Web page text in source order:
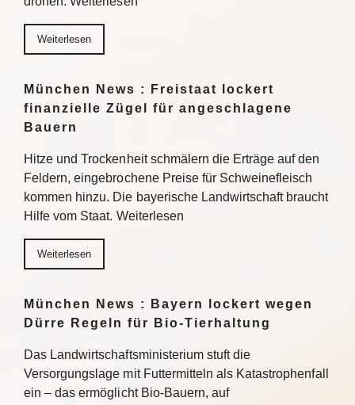
Weiterlesen
München News : Freistaat lockert
finanzielle Zügel für angeschlagene
Bauern
Hitze und Trockenheit schmälern die Erträge auf den
Feldern, eingebrochene Preise für Schweinefleisch
kommen hinzu. Die bayerische Landwirtschaft braucht
Hilfe vom Staat. Weiterlesen
Weiterlesen
München News : Bayern lockert wegen
Dürre Regeln für Bio-Tierhaltung
Das Landwirtschaftsministerium stuft die
Versorgungslage mit Futtermitteln als Katastrophenfall
ein – das ermöglicht Bio-Bauern, auf